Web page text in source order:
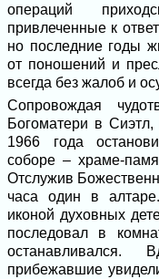
операций
привлеченные к
но последние годы
от поношений и
всегда без жалоб и
Сопровождая
Богоматери в
1966 года
соборе – храме-
Отслужив
часа один в
иконой духовных
последовал в
останавливался.
прибежавшие